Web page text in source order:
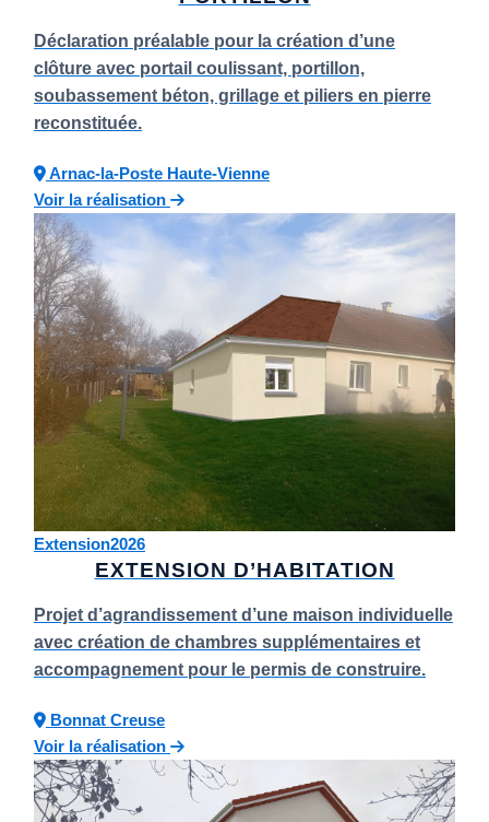
Déclaration préalable pour la création d’une
clôture avec portail coulissant, portillon,
soubassement béton, grillage et piliers en pierre
reconstituée.
Arnac-la-Poste Haute-Vienne
Voir la réalisation
Extension2026
EXTENSION D’HABITATION
Projet d’agrandissement d’une maison individuelle
avec création de chambres supplémentaires et
accompagnement pour le permis de construire.
Bonnat Creuse
Voir la réalisation